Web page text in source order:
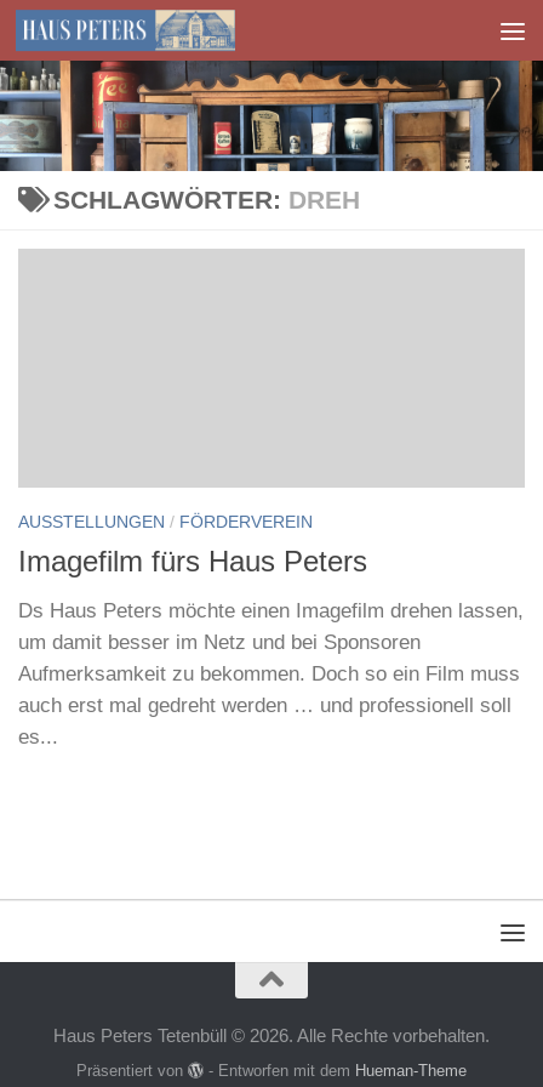
Zum Inhalt springen
SCHLAGWÖRTER: DREH
AUSSTELLUNGEN / FÖRDERVEREIN
Imagefilm fürs Haus Peters
Ds Haus Peters möchte einen Imagefilm drehen lassen,
um damit besser im Netz und bei Sponsoren
Aufmerksamkeit zu bekommen. Doch so ein Film muss
auch erst mal gedreht werden … und professionell soll
es...
Haus Peters Tetenbüll © 2026. Alle Rechte vorbehalten.
Präsentiert von - Entworfen mit dem Hueman-Theme